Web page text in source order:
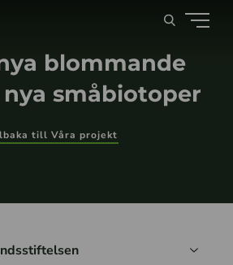
blommande
småbiotoper
till Våra projekt